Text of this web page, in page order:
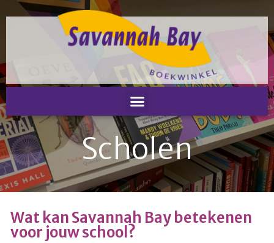
Home
Nieuws
Nieuws
Nieuwsbrieven
Podcast
Agenda
Summer Stories 2026
Zakelijk
Verkoop op locatie
Scholen
Wat kan Savannah Bay betekenen
voor jouw school?